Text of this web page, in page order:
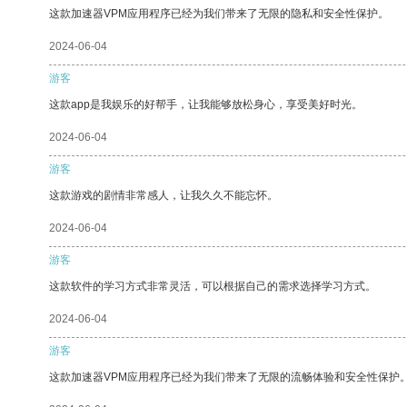
这款加速器VPM应用程序已经为我们带来了无限的隐私和安全性保护。
2024-06-04
游客
这款app是我娱乐的好帮手，让我能够放松身心，享受美好时光。
2024-06-04
游客
这款游戏的剧情非常感人，让我久久不能忘怀。
2024-06-04
游客
这款软件的学习方式非常灵活，可以根据自己的需求选择学习方式。
2024-06-04
游客
这款加速器VPM应用程序已经为我们带来了无限的流畅体验和安全性保护